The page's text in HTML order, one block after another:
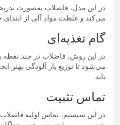
در این مدل، فاضلاب به‌صورت
می‌کند و غلظت مواد آلی از
گام تغذیه‌ای
در این روش، فاضلاب در چند
می‌شود تا توزیع بار آلودگی بهتر
یابد.
تماس تثبیت
در این سیستم، تماس اولیه